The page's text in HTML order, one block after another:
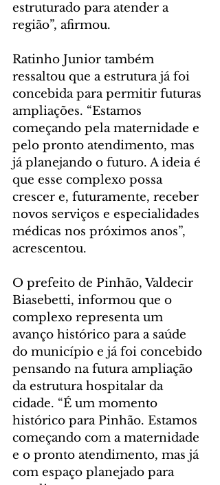
estruturado para atender a
região”, afirmou.
Ratinho Junior também
ressaltou que a estrutura já foi
concebida para permitir futuras
ampliações. “Estamos
começando pela maternidade e
pelo pronto atendimento, mas
já planejando o futuro. A ideia é
que esse complexo possa
crescer e, futuramente, receber
novos serviços e especialidades
médicas nos próximos anos”,
acrescentou.
O prefeito de Pinhão, Valdecir
Biasebetti, informou que o
complexo representa um
avanço histórico para a saúde
do município e já foi concebido
pensando na futura ampliação
da estrutura hospitalar da
cidade. “É um momento
histórico para Pinhão. Estamos
começando com a maternidade
e o pronto atendimento, mas já
com espaço planejado para